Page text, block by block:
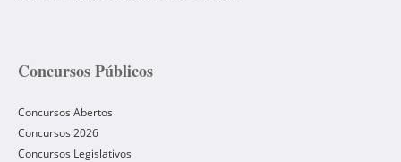
Concursos Públicos
Concursos Abertos
Concursos 2026
Concursos Legislativos